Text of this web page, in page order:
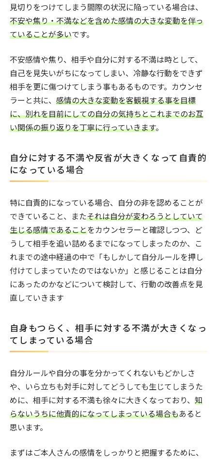
見切りをつけてしまう間際の状況に陥っている場合は、
不安や焦り・不満などを含めた感情の大きな変動を伴っ
ていることが多いです。
不安感情や焦り、相手や自分に対する不満は時として、
自己を見失いがちになってしまい、冷静な行動をできず
相手を更に傷つけてしまう事もあるものです。カウンセ
ラーと共に、 感情の大きな変動を客観視する事を目標
に、別れを目前にしての自分の気持ちとこれまでのお互
い関係の振り返りを丁寧に行っていきます。
自分に対する不満や反省が大きくなって自責的
になっている場合
特に自責的になっている場合、自分の非を認めることが
できていること、またそれは自分が変わろうとしていて
生じる感情であることをカウンセラーと確認しつつ、ど
うして相手を追い詰めるまでになってしまったのか、こ
れまでの途中経過の中で「もしかして自分ルールを押し
付けてしまっていたのではないか」と感じることは自分
にあったのかなどについて検討して、行動の改善点を見
直していきます
自身もつらく、相手に対する不満が大きくなっ
てしまっている場合
自分ルールや自分の事を分かってくれないもどかしさ
や、いら立ちも対手に対してどうしても生じてしまうた
めに、相手に対する不満も徐々に大きくなっており、 知
らないうちに他責的になってしまっている場合もあると
思います。
まずはご本人さんの感情をしっかりと把握するために、